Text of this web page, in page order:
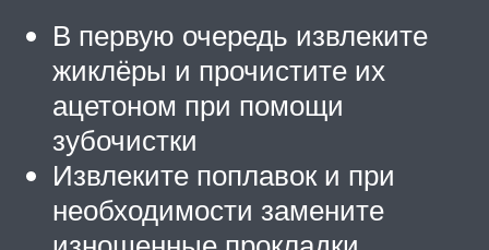
В первую очередь извлеките
жиклёры и прочистите их
ацетоном при помощи
зубочистки
Извлеките поплавок и при
необходимости замените